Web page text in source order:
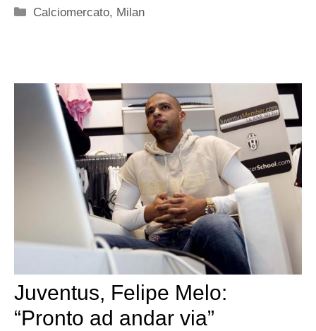
Categorie
Calciomercato, Milan
Juventus, Felipe Melo:
“Pronto ad andar via”